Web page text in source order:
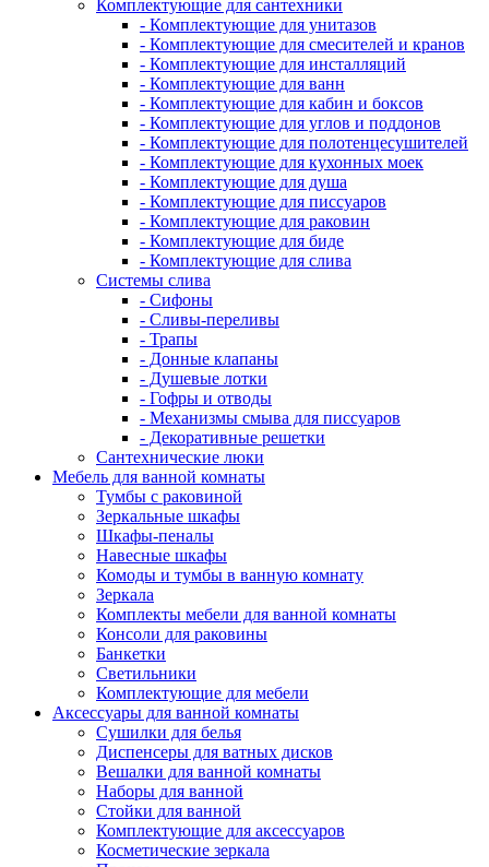
Комплектующие для сантехники
- Комплектующие для унитазов
- Комплектующие для смесителей и кранов
- Комплектующие для инсталляций
- Комплектующие для ванн
- Комплектующие для кабин и боксов
- Комплектующие для углов и поддонов
- Комплектующие для полотенцесушителей
- Комплектующие для кухонных моек
- Комплектующие для душа
- Комплектующие для писсуаров
- Комплектующие для раковин
- Комплектующие для биде
- Комплектующие для слива
Системы слива
- Сифоны
- Сливы-переливы
- Трапы
- Донные клапаны
- Душевые лотки
- Гофры и отводы
- Механизмы смыва для писсуаров
- Декоративные решетки
Сантехнические люки
Мебель для ванной комнаты
Тумбы с раковиной
Зеркальные шкафы
Шкафы-пеналы
Навесные шкафы
Комоды и тумбы в ванную комнату
Зеркала
Комплекты мебели для ванной комнаты
Консоли для раковины
Банкетки
Светильники
Комплектующие для мебели
Аксессуары для ванной комнаты
Сушилки для белья
Диспенсеры для ватных дисков
Вешалки для ванной комнаты
Наборы для ванной
Стойки для ванной
Комплектующие для аксессуаров
Косметические зеркала